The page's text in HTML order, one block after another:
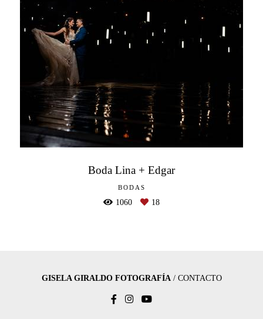
Boda Lina + Edgar
BODAS
1060 18
GISELA GIRALDO FOTOGRAFÍA/ CONTACTO